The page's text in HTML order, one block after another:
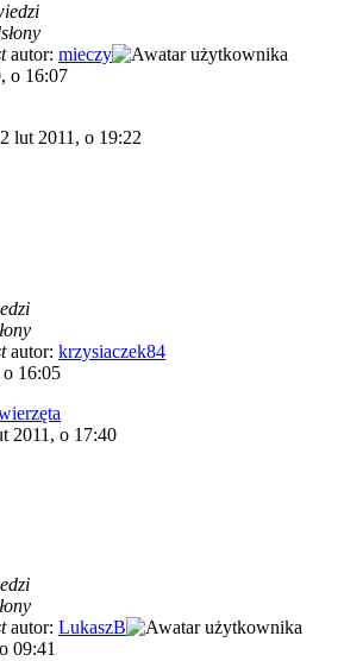
autor: mieczy
o 16:07
2 lut 2011, o 19:22
autor: krzysiaczek84
16:05
2011, o 17:40
autor: LukaszB
09:41